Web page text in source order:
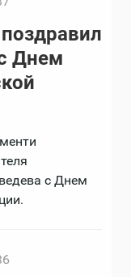
Днем
с Днем